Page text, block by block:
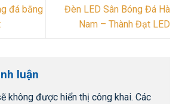
đá bằng
Đèn LED Sân Bóng Đá Hà
Nam – Thành Đạt LED
luận
không được hiển thị công khai. Các